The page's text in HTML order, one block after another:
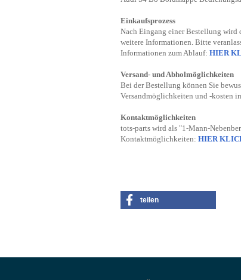
Einkaufsprozess
Nach Eingang einer Bestellung wird
weitere Informationen. Bitte
Informationen zum Ablauf: HIER
Versand- und Abholmöglichkeiten
Bei der Bestellung können Sie
Versandmöglichkeiten und -kosten
Kontaktmöglichkeiten
tots-parts wird als "1-Mann-
Kontaktmöglichkeiten: HIER
teilen